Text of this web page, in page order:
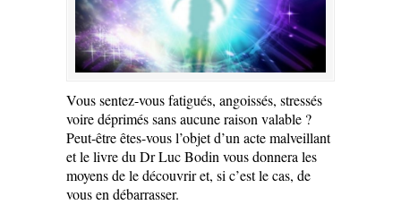
Vous sentez-vous fatigués, angoissés, stressés
voire déprimés sans aucune raison valable ?
Peut-être êtes-vous l’objet d’un acte malveillant
et le livre du Dr Luc Bodin vous donnera les
moyens de le découvrir et, si c’est le cas, de
vous en débarrasser.